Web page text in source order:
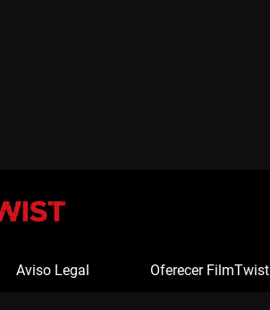
Aviso Legal Oferecer FilmTwist